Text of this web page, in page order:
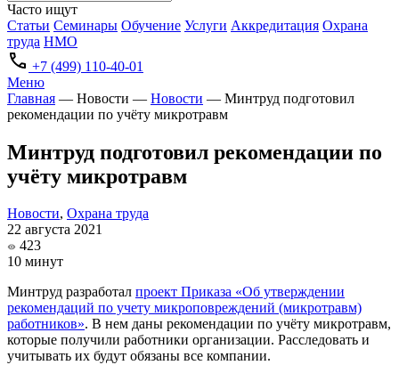
Часто ищут
Статьи Семинары Обучение Услуги Аккредитация Охрана
труда НМО
+7 (499) 110-40-01
Меню
Главная — Новости — Новости — Минтруд подготовил
рекомендации по учёту микротравм
Минтруд подготовил рекомендации по
учёту микротравм
Новости, Охрана труда
22 августа 2021
423
10 минут
Минтруд разработал проект Приказа «Об утверждении
рекомендаций по учету микроповреждений (микротравм)
работников». В нем даны рекомендации по учёту микротравм,
которые получили работники организации. Расследовать и
учитывать их будут обязаны все компании.